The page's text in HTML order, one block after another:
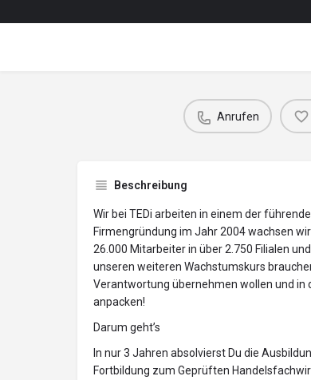
Anrufen
Beschreibung
Wir bei TEDi arbeiten in einem der
Firmengründung im Jahr 2004 wachsen
26.000 Mitarbeiter in über 2.750 Filialen
unseren weiteren Wachstumskurs
Verantwortung übernehmen wollen und
anpacken!
Darum geht’s
In nur 3 Jahren absolvierst Du die
Fortbildung zum Geprüften